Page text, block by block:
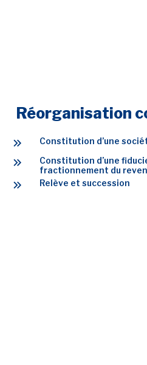
Réorganisation
Constitution d’une
Constitution d’une
fractionnement du
Relève et succession